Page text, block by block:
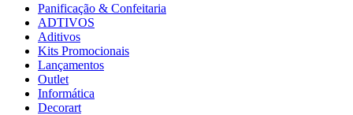
Panificação & Confeitaria
ADTIVOS
Aditivos
Kits Promocionais
Lançamentos
Outlet
Informática
Decorart